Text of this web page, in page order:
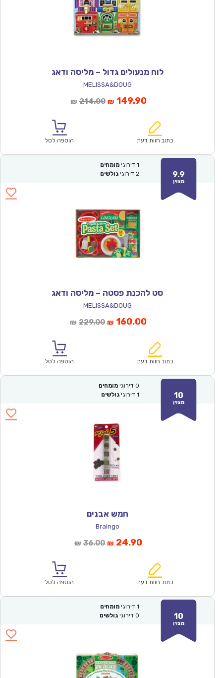
לוח מנעולים גדול – מליסה ודאג
MELISSA&DOUG
₪ 214.00המחיר
₪214.00.
₪ 149.90המחיר
הוא:
כתוב חוות דעת הוספה לסל
9.9
מצוין
1 דירוגי מומחים
2 דירוגי גולשים
סט להכנת פסטה – מליסה ודאג
MELISSA&DOUG
₪ 229.00המחיר
₪229.00.
₪ 160.00המחיר
הוא:
כתוב חוות דעת הוספה לסל
10
מצוין
0 דירוגי מומחים
1 דירוגי גולשים
חמש אבנים
Braingo
₪ 36.00המחיר
₪36.00.
₪ 24.90המחיר
הוא:
כתוב חוות דעת הוספה לסל
10
מצוין
1 דירוגי מומחים
0 דירוגי גולשים